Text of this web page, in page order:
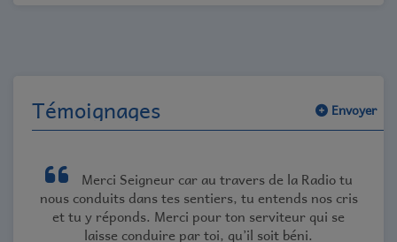
Envoyer
Témoignages
Merci Seigneur car au travers de la Radio tu
nous conduits dans tes sentiers, tu entends nos cris
et tu y réponds. Merci pour ton serviteur qui se
laisse conduire par toi, qu’il soit béni.